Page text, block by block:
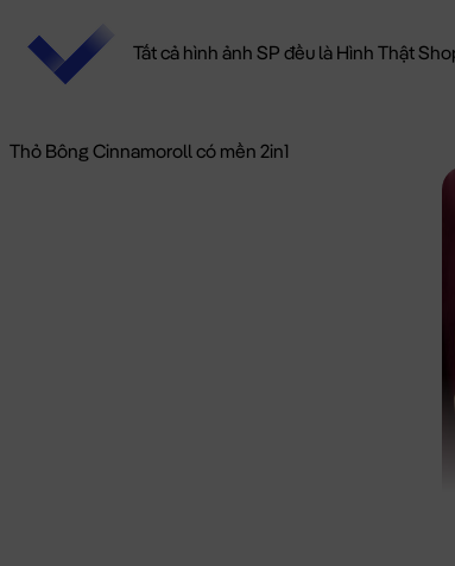
Tất cả hình ảnh SP đều là Hình Thật
Thỏ Bông Cinnamoroll có mền 2in1